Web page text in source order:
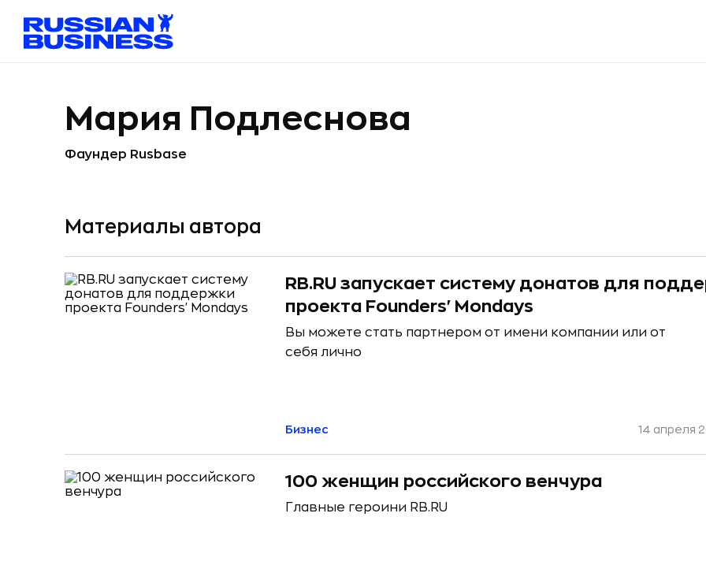
Мария Подлеснова
Фаундер Rusbase
Материалы автора
RB.RU запускает систему донатов для
проекта Founders' Mondays
Вы можете стать партнером от имени компании или от
себя лично
Бизнес 14 апреля
100 женщин российского венчура
Главные героини RB.RU